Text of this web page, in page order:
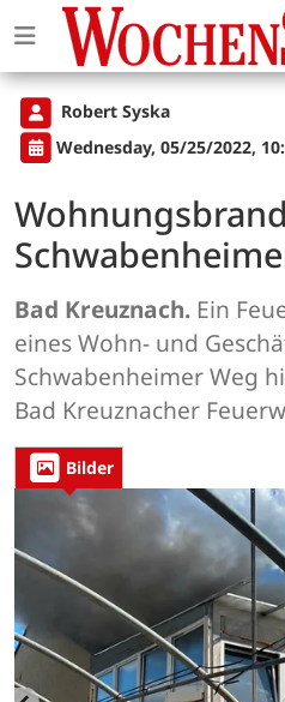
Robert Syska
Wednesday, 05/25/2022,
Bad Kreuznach. Ein
eines Wohn- und
Schwabenheimer Weg
Bad Kreuznacher
Bilder